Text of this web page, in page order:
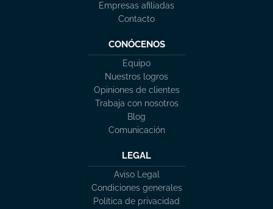
Empresas afiliadas
Contacto
CONÓCENOS
Equipo
Nuestros logros
Opiniones de clientes
Trabaja con nosotros
Blog
Comunicación
LEGAL
Aviso Legal
Condiciones generales
Política de privacidad